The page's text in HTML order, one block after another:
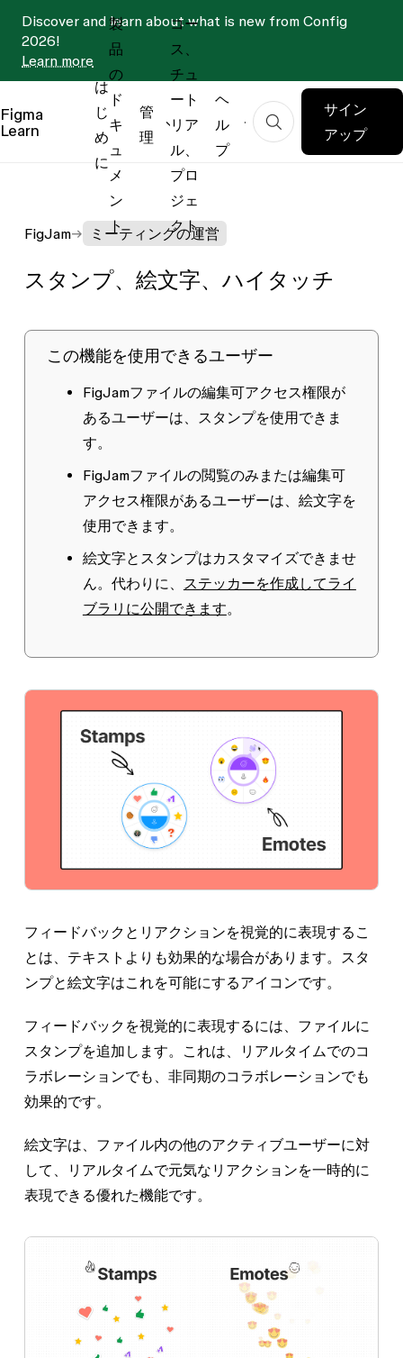
Discover and learn about what is new from Config
2026!
Learn more
Figma
Learn
は
じ
め
に
製
品
の
ド
キ
ュ
メ
ン
ト
管
理
コー
ス、
チュ
ート
リア
ル、
プロ
ジェ
クト
ヘ
ル
プ
サイン
アップ
FigJam ミーティングの運営
スタンプ、絵文字、ハイタッチ
この機能を使用できるユーザー
FigJamファイルの編集可アクセス権限が
あるユーザーは、スタンプを使用できま
す。
FigJamファイルの閲覧のみ または編集可
アクセス権限があるユーザーは、絵文字を
使用できます。
絵文字とスタンプはカスタマイズできませ
ん。代わりに、
ステッカーを作成してライ
ブラリに公開できます。
フィードバックとリアクションを視覚的に表現するこ
とは、テキストよりも効果的な場合があります。スタ
ンプと絵文字はこれを可能にするアイコンです。
フィードバックを視覚的に表現するには、ファイルに
スタンプを追加します。これは、リアルタイムでのコ
ラボレーションでも、非同期のコラボレーションでも
効果的です。
絵文字は、ファイル内の他のアクティブユーザーに対
して、リアルタイムで元気なリアクションを一時的に
表現できる優れた機能です。